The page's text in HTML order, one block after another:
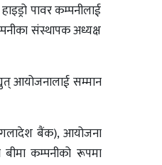
पावर कम्पनीलाई
संस्थापक अध्यक्ष
आयोजनालाई सम्मान
बैंक), आयोजना
बीमा कम्पनीको रूपमा